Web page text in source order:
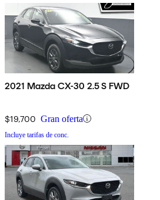
2021 Mazda CX-30 2.5 S FWD
$19,700 Gran oferta
Incluye tarifas de conc.